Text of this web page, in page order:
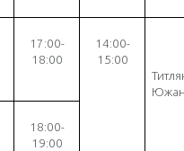
17:00-
18:00
1 4:00-
1 5:00
18:00-
19:00